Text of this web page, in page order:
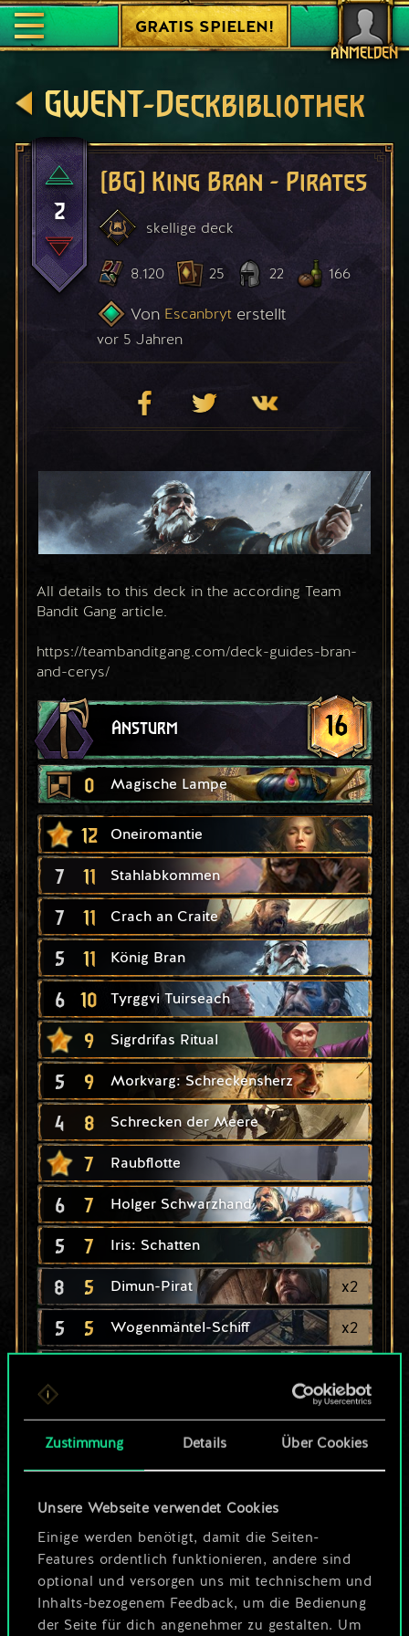
Zustimmung Details Über Cookies
Unsere Webseite verwendet Cookies
Einige werden benötigt, damit die Seiten-
Features ordentlich funktionieren, andere sind
optional und versorgen uns mit technischem und
Inhalts-bezogenem Feedback, um die Bedienung
der Seite für dich angenehmer zu gestalten. Um
ANMELDEN
GRATIS SPIELEN!
GWENT-Deckbibliothek
2
[BG] King Bran - Pirates
skellige deck
8.120 25 22 166
Von Escanbryt erstellt
vor 5 Jahren
Ansturm 16
0 Magische Lampe
12 Oneiromantie
7 11 Stahlabkommen
7 11 Crach an Craite
5 11 König Bran
6 10 Tyrggvi Tuirseach
9 Sigrdrifas Ritual
5 9 Morkvarg: Schreckensherz
4 8 Schrecken der Meere
7 Raubflotte
6 7 Holger Schwarzhand
5 7 Iris: Schatten
8 5 Dimun-Pirat x2
5 5 Wogenmäntel-Schiff x2
x 2
5 4 Tuirseach-Angreiferin x2
3 4 Schreckensrotte-Piratin
All details to this deck in the according Team
Bandit Gang article.
https://teambanditgang.com/deck-guides-bran-
and-cerys/